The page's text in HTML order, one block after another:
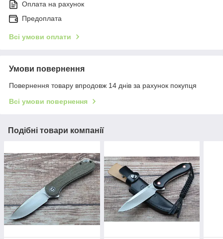
Оплата на рахунок
Предоплата
Всі умови оплати
Умови повернення
Повернення товару впродовж 14 днів за рахунок покупця
Всі умови повернення
Подібні товари компанії